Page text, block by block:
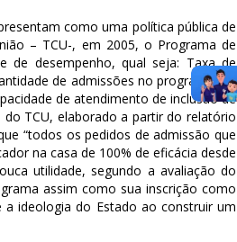
como uma política pública de
– TCU-, em 2005, o Programa de
de desempenho, qual seja: Taxa de
de admissões no programa e a
de atendimento de inclusão de
TCU, elaborado a partir do relatório
“todos os pedidos de admissão que
na casa de 100% de eficácia desde
utilidade, segundo a avaliação do
assim como sua inscrição como
ideologia do Estado ao construir um